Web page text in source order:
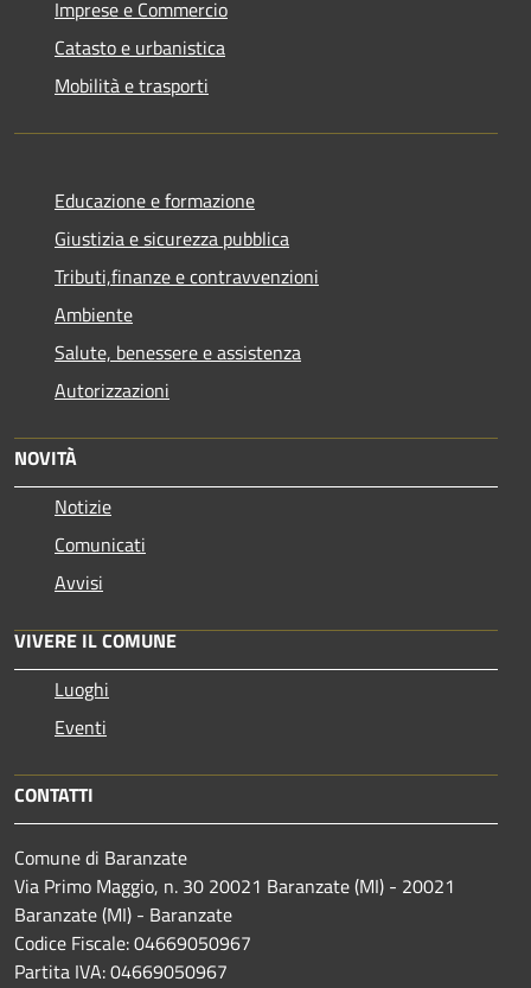
Imprese e Commercio
Catasto e urbanistica
Mobilità e trasporti
Educazione e formazione
Giustizia e sicurezza pubblica
Tributi,finanze e contravvenzioni
Ambiente
Salute, benessere e assistenza
Autorizzazioni
NOVITÀ
Notizie
Comunicati
Avvisi
VIVERE IL COMUNE
Luoghi
Eventi
CONTATTI
Comune di Baranzate
Via Primo Maggio, n. 30 20021 Baranzate (MI) - 20021
Baranzate (MI) - Baranzate
Codice Fiscale: 04669050967
Partita IVA: 04669050967